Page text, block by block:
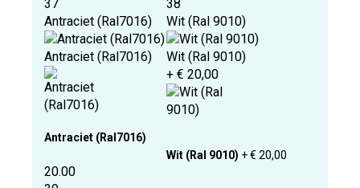
37
Antraciet (Ral7016)
Antraciet (Ral7016)
Antraciet (Ral7016)
38
Wit (Ral 9010)
Wit (Ral 9010)
+ € 20,00
Wit (Ral 9010) + € 20,00
20.00